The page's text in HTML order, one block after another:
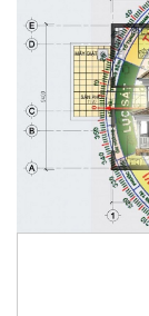
Lâm Đồng
Thừa Thiên
Kiên Giang
Bắc Ninh
Quảng Ninh
Thanh Hóa
Tất cả mức
Tất cả mức
Châu Đốc
Tây Bắc
Tây Nam